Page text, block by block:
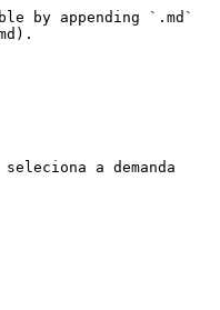
by appending `.md`
a demanda